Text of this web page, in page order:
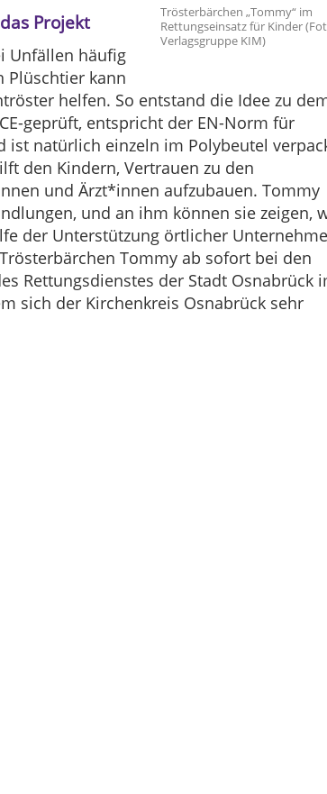
Trösterbärchen „Tommy“ im
Rettungseinsatz für Kinder
Verlagsgruppe KIM)
Projekt
Unfällen häufig
Plüschtier kann
helfen. So entstand die Idee zu
geprüft, entspricht der EN-Norm für
ist natürlich einzeln im Polybeutel
den Kindern, Vertrauen zu den
und Ärzt*innen aufzubauen. Tommy
und an ihm können sie zeigen,
der Unterstützung örtlicher
Tommy ab sofort bei den
Rettungsdienstes der Stadt Osnabrück
sich der Kirchenkreis Osnabrück sehr